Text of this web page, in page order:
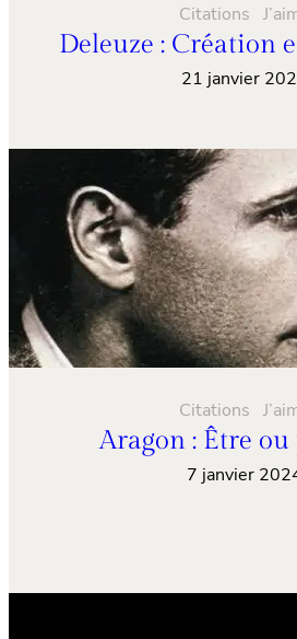
Citations
Deleuze : Création
21 janvier
Citations
Aragon : Être
7 janvier